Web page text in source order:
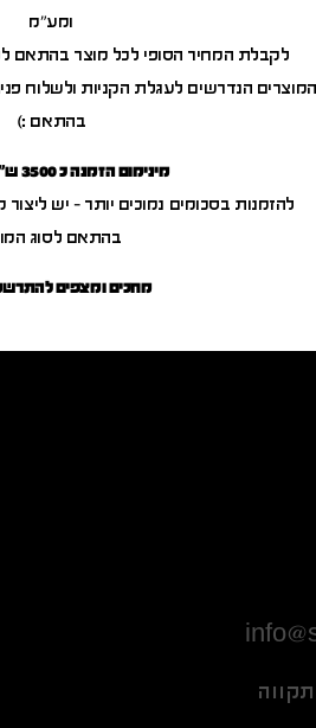
חוות
ומע"מ
לקבלת המחיר הסופי לכל מוצר בהתאם
המוצרים הנדרשים לעגלת הקניות ולשלוח
בהתאם :)
מינימום הזמנה כ 3500 ש"ח + מע"מ
להזמנות בסכומים נמוכים יותר – יש
בהתאם לסוג
מחכים ומצפים